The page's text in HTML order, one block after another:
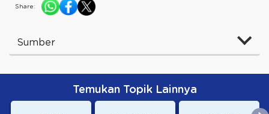
Share:
Sumber
Temukan Topik Lainnya